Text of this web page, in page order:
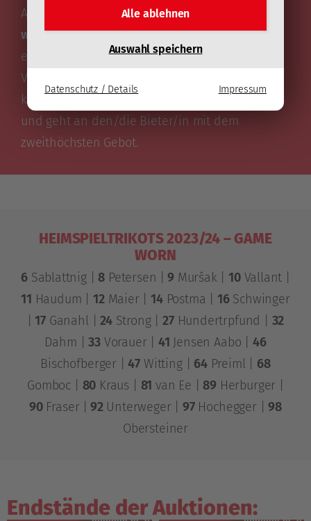
Alle ablehnen
Auswahl speichern
Datenschutz / Details Impressum
April 2024, um 12.00 Uhr)Höchstbietenden
werden direkt per E-Mail kontaktiertund
erhalten dabei detaillierte Informationen zur
Verkaufsabwicklung. Erfolgt
keine Rückbestätigung, verfällt das Kaufrecht
und geht an den/die Bieter/in mit dem
zweithöchsten Gebot.
HEIMSPIELTRIKOTS 2023/24 – GAME
WORN
6Sablattnig | 8 Petersen | 9 Muršak | 10Vallant |
11 Haudum | 12Maier | 14Postma | 16Schwinger
17 Ganahl |24Strong |27Hundertrpfund | 32
Dahm |33Vorauer | 41 Jensen Aabo | 46
Bischofberger |47 Witting | 64Preiml | 68
Gomboc | 80 Kraus | 81 van Ee | 89 Herburger |
90Fraser | 92Unterweger |97Hochegger |98
Obersteiner
Endstände der Auktionen: